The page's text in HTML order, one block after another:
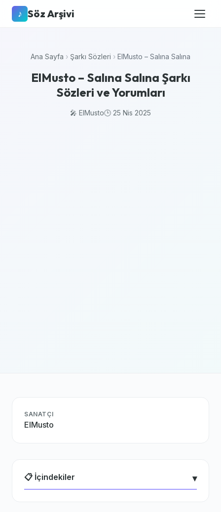
♪ Söz Arşivi
Ana Sayfa › Şarkı Sözleri › ElMusto – Salına Salına
ElMusto – Salına Salına Şarkı
Sözleri ve Yorumları
🎤 ElMusto🕒 25 Nis 2025
SANATÇI
ElMusto
📋 İçindekiler ▾